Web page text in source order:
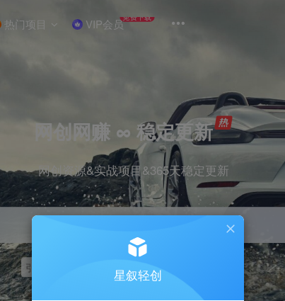
热门项目 VIP会员免费下载
网创网赚 ∞ 稳定更新
网创资源&实战项目&365天稳定更新
引流 快手 小红书
星叙轻创